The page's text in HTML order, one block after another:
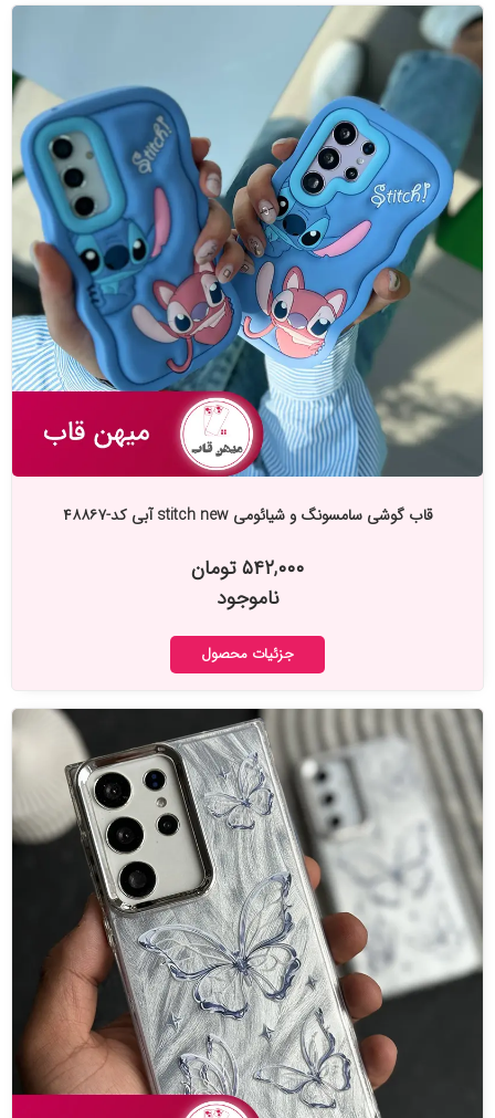
قاب گوشی سامسونگ و شیائومی stitch new آبی کد-۴۸۸۶۷
۵۴۲,۰۰۰ تومان
ناموجود
جزئیات محصول